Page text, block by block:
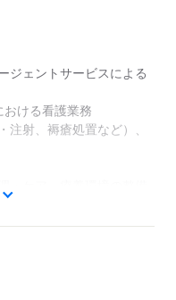
たりな求人をご紹
調整だけでなく、
サポートします。
ジェントサービスによる
ける看護業務
注射、褥瘡処置など）、
すめの環境です。